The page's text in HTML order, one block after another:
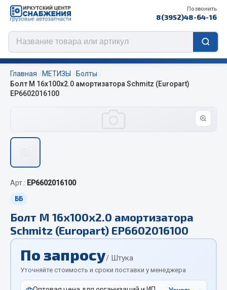
Позвонить
8(3952)48-64-16
ЦЕПИ РОССИЯ
Изготовление цепей на колеса BOHU
QITONG
Весь раздел
Отопители салона, подогреватели
Автономные воздушные отопители
Жидкостные подогреватели
Отопители салона
Главная МЕТИЗЫ
Болты
Болт М 16х100х2.0 амортизатора Schmitz (Europart)
EP6602016100
Арт.: EP6602016100
ББ
Болт М 16х100х2.0 амортизатора
Schmitz (Europart) EP6602016100
По запросу/ Штука
Уточняйте стоимость и сроки поставки у менеджера